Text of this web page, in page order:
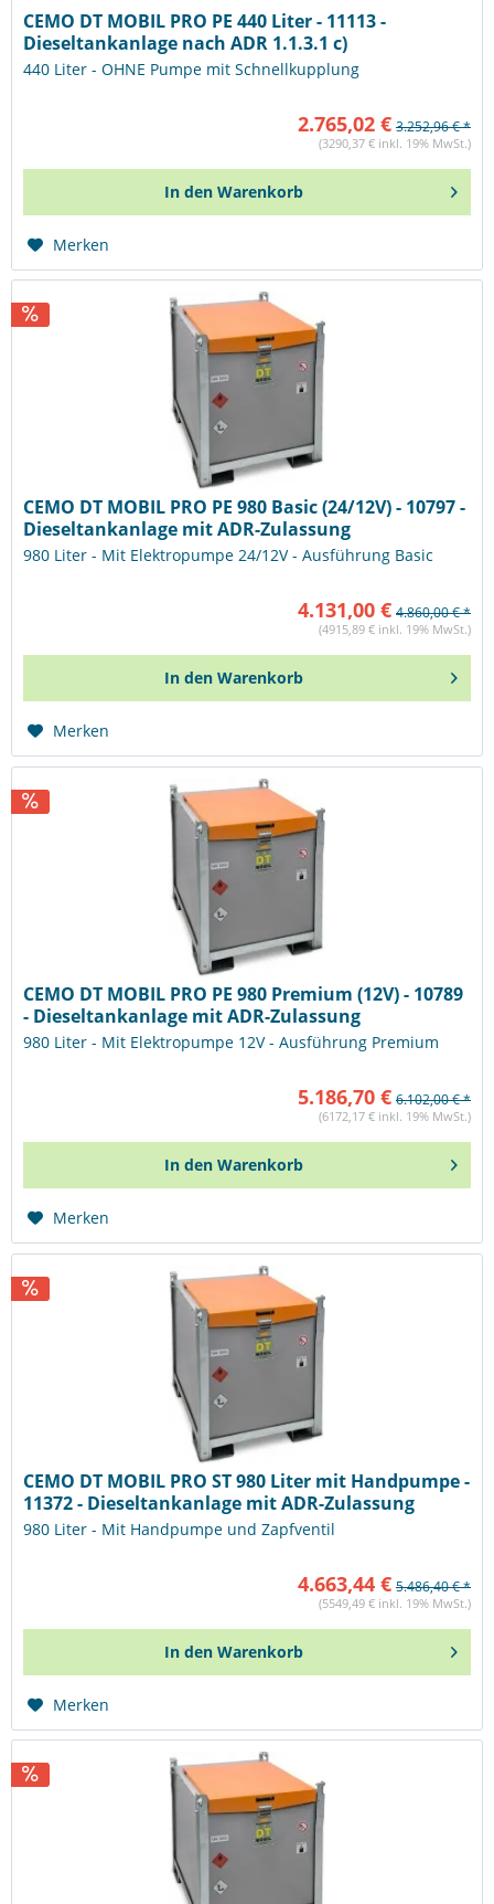
CEMO DT MOBIL PRO PE 440 Liter - 11113 -
Dieseltankanlage nach ADR 1.1.3.1 c)
440 Liter - OHNE Pumpe mit Schnellkupplung
2.765,02 € 3.252,96 € *
(3290,37 € inkl. 19% MwSt.)
In den Warenkorb
Merken
CEMO DT MOBIL PRO PE 980 Basic (24/12V) - 10797 -
Dieseltankanlage mit ADR-Zulassung
980 Liter - Mit Elektropumpe 24/12V - Ausführung Basic
4.131,00 € 4.860,00 € *
(4915,89 € inkl. 19% MwSt.)
In den Warenkorb
Merken
CEMO DT MOBIL PRO PE 980 Premium (12V) - 10789
- Dieseltankanlage mit ADR-Zulassung
980 Liter - Mit Elektropumpe 12V - Ausführung Premium
5.186,70 € 6.102,00 € *
(6172,17 € inkl. 19% MwSt.)
In den Warenkorb
Merken
CEMO DT MOBIL PRO ST 980 Liter mit Handpumpe -
11372 - Dieseltankanlage mit ADR-Zulassung
980 Liter - Mit Handpumpe und Zapfventil
4.663,44 € 5.486,40 € *
(5549,49 € inkl. 19% MwSt.)
In den Warenkorb
Merken